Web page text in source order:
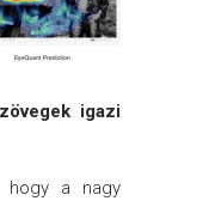
igazi
hogy a nagy